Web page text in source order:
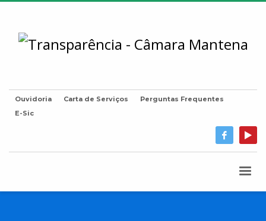
Ouvidoria Carta de Serviços
Perguntas Frequentes
E-Sic